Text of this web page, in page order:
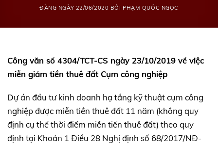
ĐĂNG NGÀY 22/06/2020 BỞI PHẠM QUỐC NGỌC
Công văn số 4304/TCT-CS ngày 23/10/2019 về việc
miễn giảm tiền thuê đất Cụm công nghiệp
Dự án đầu tư kinh doanh hạ tầng kỹ thuật cụm công
nghiệp được miễn tiền thuê đất 11 năm (không quy
định cụ thể thời điểm miễn tiền thuê đất) theo quy
định tại Khoản 1 Điều 28 Nghị định số 68/2017/NĐ-